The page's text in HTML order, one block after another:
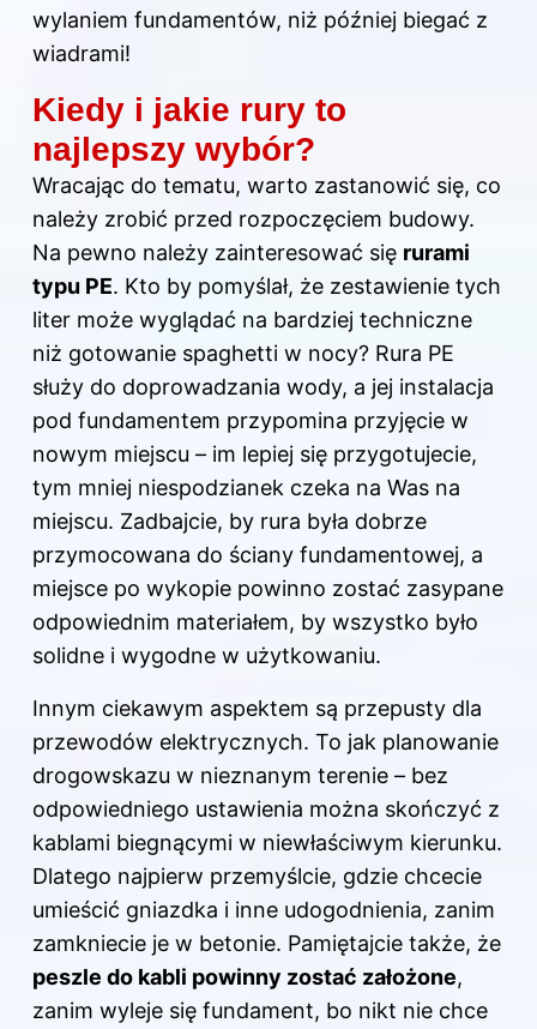
wylaniem fundamentów, niż później biegać z
wiadrami!
Kiedy i jakie rury to
najlepszy wybór?
Wracając do tematu, warto zastanowić się, co
należy zrobić przed rozpoczęciem budowy.
Na pewno należy zainteresować się rurami
typu PE. Kto by pomyślał, że zestawienie tych
liter może wyglądać na bardziej techniczne
niż gotowanie spaghetti w nocy? Rura PE
służy do doprowadzania wody, a jej instalacja
pod fundamentem przypomina przyjęcie w
nowym miejscu – im lepiej się przygotujecie,
tym mniej niespodzianek czeka na Was na
miejscu. Zadbajcie, by rura była dobrze
przymocowana do ściany fundamentowej, a
miejsce po wykopie powinno zostać zasypane
odpowiednim materiałem, by wszystko było
solidne i wygodne w użytkowaniu.
Innym ciekawym aspektem są przepusty dla
przewodów elektrycznych. To jak planowanie
drogowskazu w nieznanym terenie – bez
odpowiedniego ustawienia można skończyć z
kablami biegnącymi w niewłaściwym kierunku.
Dlatego najpierw przemyślcie, gdzie chcecie
umieścić gniazdka i inne udogodnienia, zanim
zamkniecie je w betonie. Pamiętajcie także, że
peszle do kabli powinny zostać założone,
zanim wyleje się fundament, bo nikt nie chce